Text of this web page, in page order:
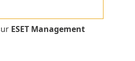
ESET Management